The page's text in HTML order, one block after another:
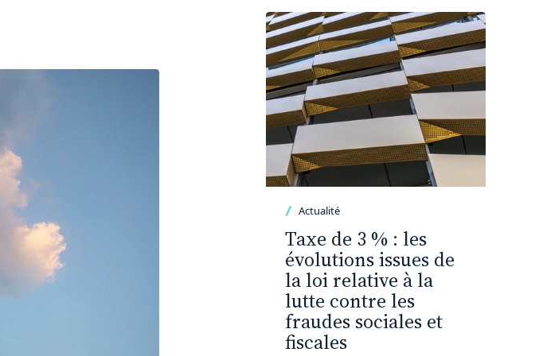
Actualité
Taxe de 3 % : les
évolutions issues de
la loi relative à la
lutte contre les
fraudes sociales et
fiscales